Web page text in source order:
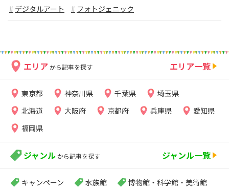
デジタルアート フォトジェニック
エリア から記事を探す エリア一覧
東京都 神奈川県 千葉県
埼玉県
北海道
大阪府 京都府 兵庫県
愛知県
福岡県
ジャンル から記事を探す ジャンル一覧
キャンペーン 水族館
博物館・科学館・美術館